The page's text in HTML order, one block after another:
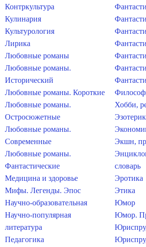
Контркультура
Кулинария
Культурология
Лирика
Любовные романы
Любовные романы.
Исторический
Любовные романы. Короткие
Любовные романы.
Остросюжетные
Любовные романы.
Современные
Любовные романы.
Фантастические
Медицина и здоровье
Мифы. Легенды. Эпос
Научно-образовательная
Научно-популярная
литература
Педагогика
Хобби,
Экшн,
словарь
Эротика
Этика
Юмор
Юмор.